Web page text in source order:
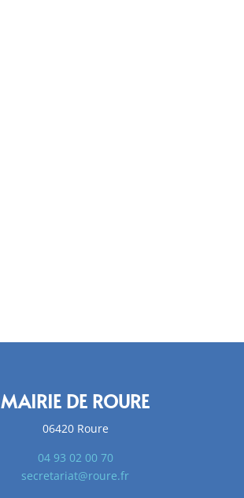
MAIRIE DE ROURE
06420 Roure
04 93 02 00 70
secretariat@roure.fr